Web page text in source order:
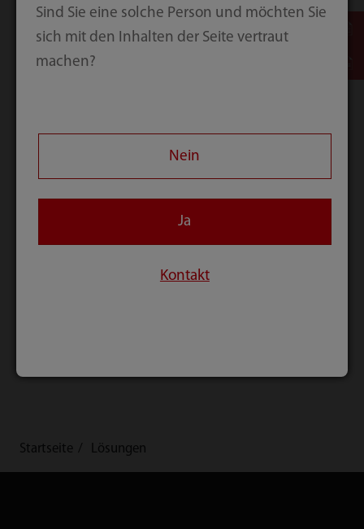
Startseite Lösungen
Sind Sie eine solche Person und möchten Sie
sich mit den Inhalten der Seite vertraut
machen?
Nein
Ja
Kontakt